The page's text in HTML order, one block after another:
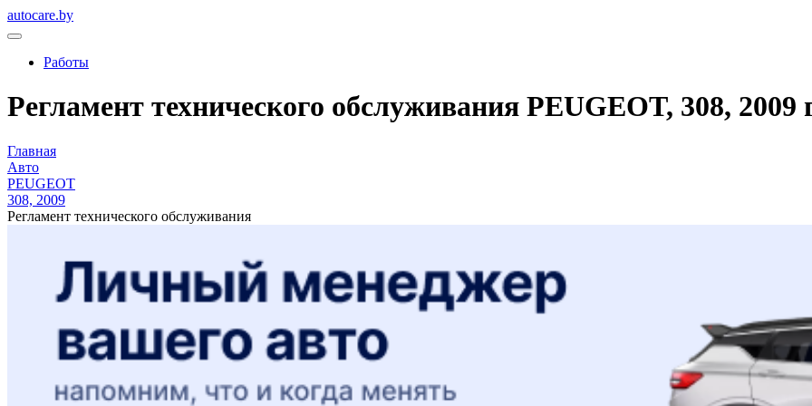
autocare.by
Работы
Регламент технического обслуживания PEUGEOT, 308, 2009
Главная
Авто
PEUGEOT
308, 2009
Регламент технического обслуживания